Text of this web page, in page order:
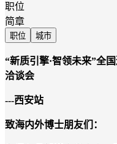
职位
简章
职位 城市
“新质引擎·智领未来”全国
洽谈会
---西安站
致海内外博士朋友们 ：